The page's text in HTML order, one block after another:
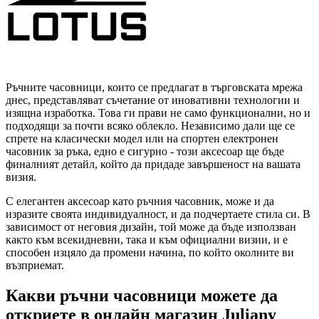
Ръчните часовници, които се предлагат в търговската мрежа
днес, представляват съчетание от иновативни технологии и
изящна изработка. Това ги прави не само функционални, но и
подходящи за почти всяко облекло. Независимо дали ще се
спрете на класически модел или на спортен електронен
часовник за ръка, едно е сигурно - този аксесоар ще бъде
финалният детайл, който да придаде завършеност на вашата
визия.
С елегантен аксесоар като ръчния часовник, може и да
изразите своята индивидуалност, и да подчертаете стила си. В
зависимост от неговия дизайн, той може да бъде използван
както към всекидневни, така и към официални визии, и е
способен изцяло да промени начина, по който околните ви
възприемат.
Какви ръчни часовници можете да
откриете в онлайн магазин Juliany